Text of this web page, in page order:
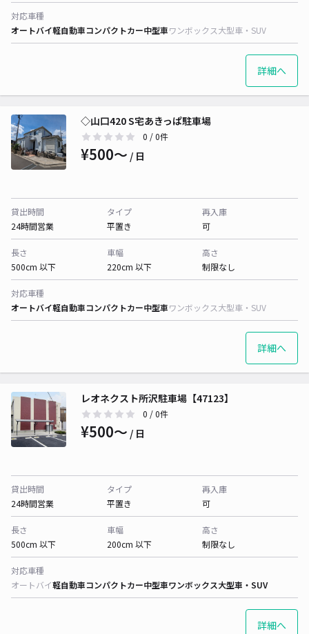
対応車種
オートバイ軽自動車コンパクトカー中型車ワンボックス大型車・SUV
詳細へ
◇山口420 S宅あきっぱ駐車場
0 / 0件
¥500〜 / 日
貸出時間
24時間営業
タイプ
平置き
再入庫
可
長さ
500cm 以下
車幅
220cm 以下
高さ
制限なし
対応車種
オートバイ軽自動車コンパクトカー中型車ワンボックス大型車・SUV
詳細へ
レオネクスト所沢駐車場【47123】
0 / 0件
¥500〜 / 日
貸出時間
24時間営業
タイプ
平置き
再入庫
可
長さ
500cm 以下
車幅
200cm 以下
高さ
制限なし
対応車種
オートバイ軽自動車コンパクトカー中型車ワンボックス大型車・SUV
詳細へ